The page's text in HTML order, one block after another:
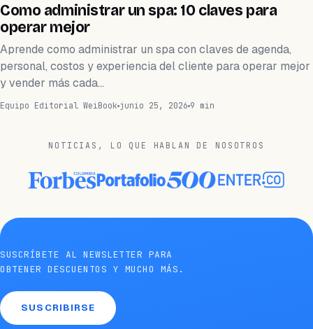
Como administrar un spa: 10 claves para
operar mejor
Aprende como administrar un spa con claves de agenda,
personal, costos y experiencia del cliente para operar mejor
y vender más cada…
Equipo Editorial WeiBook junio 25, 2026 9 min
NOTICIAS, LO QUE HABLAN DE NOSOTROS
SUSCRÍBETE AL NEWSLETTER PARA
OBTENER DESCUENTOS Y MUCHO MÁS.
SUSCRIBIRSE